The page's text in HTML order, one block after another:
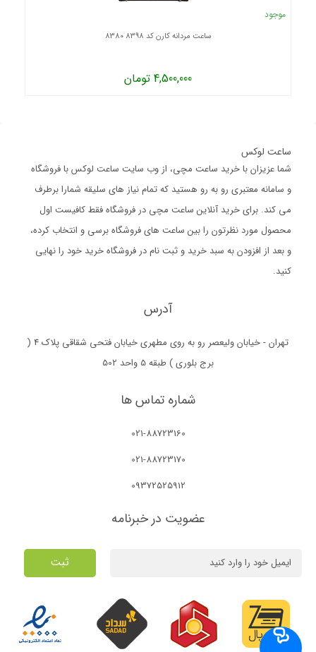
موجود
ساعت مردانه کارن کد 8398 8380
4,500,000 تومان
ساعت لوکس
شما عزیزان با خرید ساعت مچی، از وب سایت ساعت لوکس با فروشگاه
و سامانه معتبری رو به رو هستید که تمام نیاز های سلیقه شمارا برطرف
می کند. برای خرید آنلاین ساعت مچی در فروشگاه فقط کافیست اول
محصول مورد نظرتون را بین ساعت های فروشگاه برسی و انتخاب کرده،
و بعد از افزودن به سبد خرید و ثبت نام در فروشگاه خرید خود را نهایی
کنید.
آدرس
تهران - خیابان ولیعصر رو به روی مطهری خیابان فتحی شقاقی پلاک 4 (
برج بلوری ) طبقه 5 واحد 502
شماره تماس ها
021-88723160
021-88723170
09372525912
عضویت در خبرنامه
ثبت